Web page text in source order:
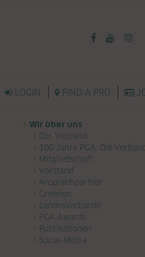
LOGIN FIND A PRO
Wir über uns
Der Verband
100 Jahre PGA: Die
Mitgliedschaft
Vorstand
Ansprechpartner
Gremien
Landesverbände
PGA Awards
Publikationen
Social Media